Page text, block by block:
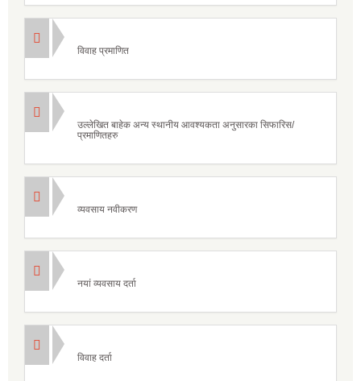
विवाह प्रमाणित
उल्लेखित बाहेक अन्य स्थानीय आवश्यकता अनुसारका सिफारिस/
प्रमाणितहरु
व्यवसाय नवीकरण
नयां व्यवसाय दर्ता
विवाह दर्ता